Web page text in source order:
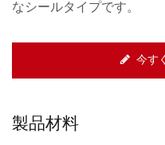
なシールタイプです。
今す
製品材料